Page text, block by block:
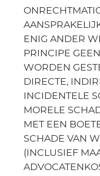
ENIG ANDER
PRINCIPE
WORDEN
DIRECTE,
INCIDENTELE
MORELE
MET EEN
SCHADE VAN
(INCLUSIEF